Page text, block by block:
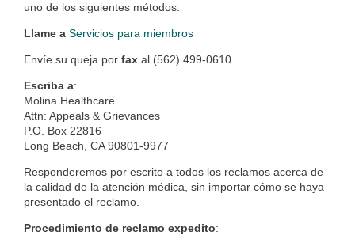
uno de los siguientes métodos.
Llame a Servicios para miembros
Envíe su queja por fax al (562) 499-0610
Escriba a:
Molina Healthcare
Attn: Appeals & Grievances
P.O. Box 22816
Long Beach, CA 90801-9977
Responderemos por escrito a todos los reclamos acerca de
la calidad de la atención médica, sin importar cómo se haya
presentado el reclamo.
Procedimiento de reclamo expedito: